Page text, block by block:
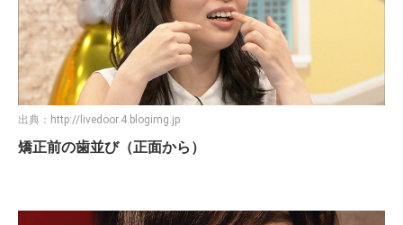
出典： http://livedoor.4.blogimg.jp
矯正前の歯並び（正面から）